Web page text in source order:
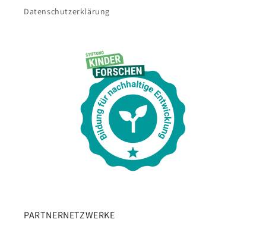
Datenschutzerklärung
PARTNERNETZWERKE